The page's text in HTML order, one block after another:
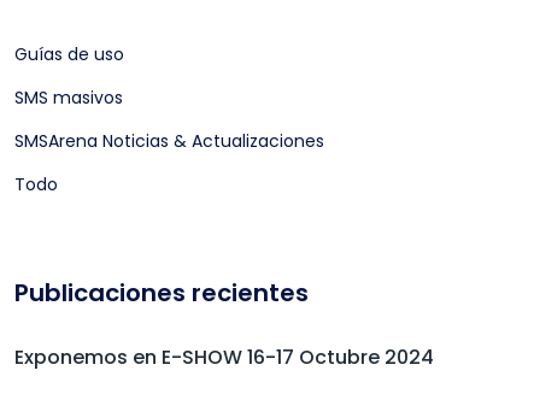
Guías de uso
SMS masivos
SMSArena Noticias & Actualizaciones
Todo
Publicaciones recientes
Exponemos en E-SHOW 16-17 Octubre 2024